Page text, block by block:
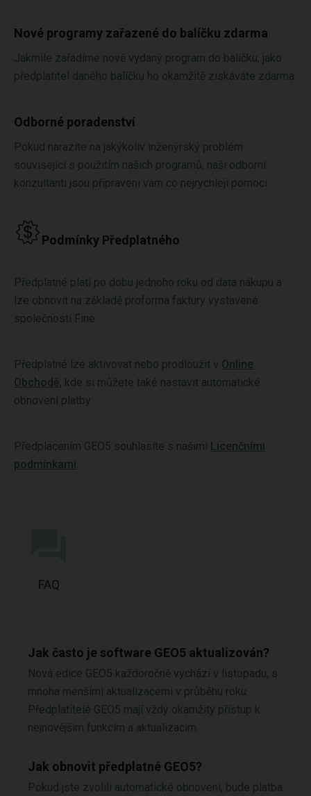
Nové programy zařazené do balíčku zdarma
Jakmile zařadíme nově vydaný program do balíčku, jako
předplatitel daného balíčku ho okamžitě získáváte zdarma.
Odborné poradenství
Pokud narazíte na jakýkoliv inženýrský problém
související s použitím našich programů, naši odborní
konzultanti jsou připraveni vám co nejrychleji pomoci.
Podmínky Předplatného
Předplatné platí po dobu jednoho roku od data nákupu a
lze obnovit na základě proforma faktury vystavené
společností Fine.
Předplatné lze aktivovat nebo prodloužit v Online
Obchodě, kde si můžete také nastavit automatické
obnovení platby.
Předplacením GEO5 souhlasíte s našimi Licenčními
podmínkami
FAQ
Jak často je software GEO5 aktualizován?
Nová edice GEO5 každoročně vychází v listopadu, s
mnoha menšími aktualizacemi v průběhu roku.
Předplatitelé GEO5 mají vždy okamžitý přístup k
nejnovějším funkcím a aktualizacím.
Jak obnovit předplatné GEO5?
Pokud jste zvolili automatické obnovení, bude platba